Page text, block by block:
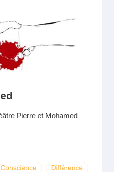
Pierre et Mohamed
Conscience Différence